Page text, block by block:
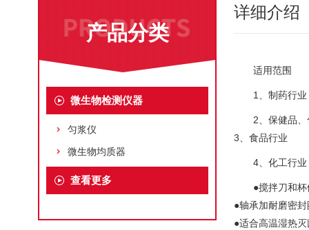
产品分类
微生物检测仪器
匀浆仪
微生物均质器
查看更多
详细介绍
适用范围
1、制药行
2、保健品
3、食品行业
4、化工行业
●搅拌刀和
●轴承加耐磨密
●适合高温湿热